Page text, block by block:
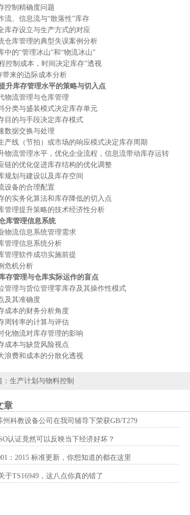
制精确度问题
、信息流与“散落性”库存
存设立与生产方式的对应
库管理的典型失误案例分析
的“管理冰山”和“物流冰山”
制成本，时间决定库存”透视
来的边际成本分析
升库存管理水平的策略与切入点
流管理与仓库管理
类与盛装模式决定库存单元
的与手段决定库存模式
据交换与处理
线（节拍）或市场的响应模式决定库存周期
流管理水平，优化企业流程，信息流带动库存运转
的优化促进库存结构的优化调整
划与建设以及库存空间
备的合理配置
实务化算法和库存降低的切入点
理提升策略的技术经济性分析
库管理信息系统
流信息系统管理需求
理信息系统分析
理软件成功实施前提
机分析
存管理与仓库实际运作的盲点
理与货位管理零库存及其操作性模式
其准确度
本的财务分析角度
转率的计算与评估
物流对库存管理的影响
本与缺货风险视点
费和成本的分散化透视
生产计划与物料控制
章
州科教设备公司在我司辅导下荣获GB/T279
认证竟然可以反映当下经济好坏？
：2015 标准更新，你想知道的都在这里
于TS16949，这八点你真的错了